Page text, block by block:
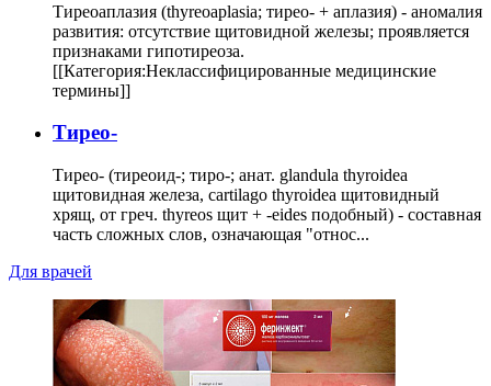
Тиреоаплазия (thyreoaplasia; тирео- + аплазия) - аномалия
развития: отсутствие щитовидной железы; проявляется
признаками гипотиреоза.
[[Категория:Неклассифицированные медицинские
термины]]
Тирео-
Тирео- (тиреоид-; тиро-; анат. glandula thyroidea
щитовидная железа, cartilago thyroidea щитовидный
хрящ, от греч. thyreos щит + -eides подобный) - составная
часть сложных слов, означающая "относ...
Для врачей